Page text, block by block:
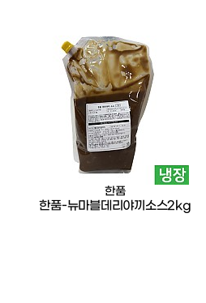
한품
한품-뉴마블데리야끼소스2kg